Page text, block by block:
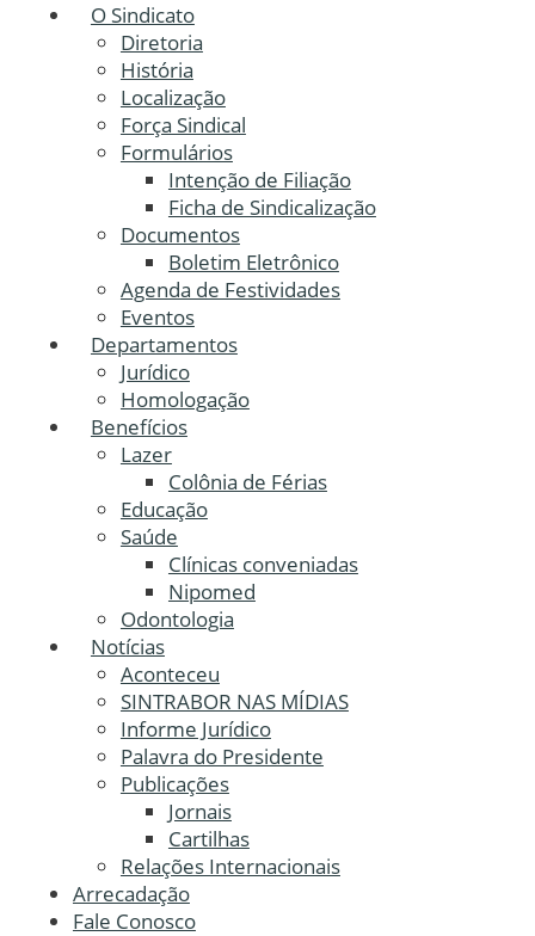
O Sindicato
Diretoria
História
Localização
Força Sindical
Formulários
Intenção de Filiação
Ficha de Sindicalização
Documentos
Boletim Eletrônico
Agenda de Festividades
Eventos
Departamentos
Jurídico
Homologação
Benefícios
Lazer
Colônia de Férias
Educação
Saúde
Clínicas conveniadas
Nipomed
Odontologia
Notícias
Aconteceu
SINTRABOR NAS MÍDIAS
Informe Jurídico
Palavra do Presidente
Publicações
Jornais
Cartilhas
Relações Internacionais
Arrecadação
Fale Conosco